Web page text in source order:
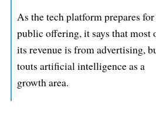
As the tech platform prepares for
public offering, it says that most
its revenue is from advertising,
touts artificial intelligence as a
growth area.